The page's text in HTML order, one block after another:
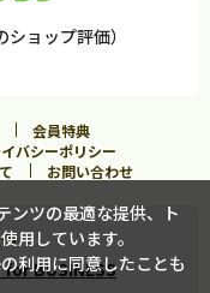
ショップ評価）
会員特典
バシーポリシー
お問い合わせ
for BUSINESS
ンツの最適な提供、ト
用しています。
利用に同意したことも